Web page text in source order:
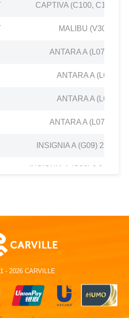
CAPTIVA (C100, C140)
MALIBU (V300) 2.4
ANTARA A (L07) 2.4
ANTARA A (L07) 2.4
ANTARA A (L07) 2.4
ANTARA A (L07) 2.4
INSIGNIA A (G09) 2.0
INSIGNIA A (G09) 2.0 Turbo
INSIGNIA A (G09) 2.0
INSIGNIA A Saloon (G09) 2.0
INSIGNIA A Saloon (G09) 2.0
- 2026 CARVILLE